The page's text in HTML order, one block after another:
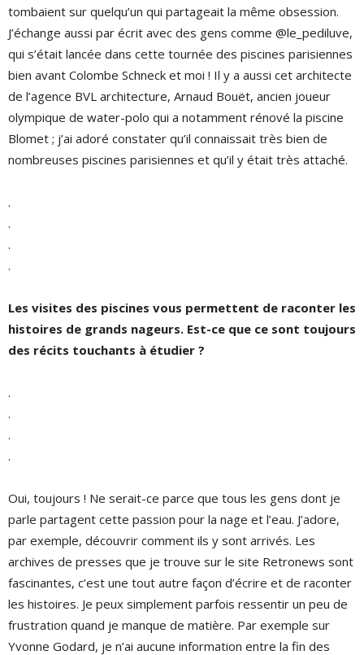
tombaient sur quelqu’un qui partageait la même obsession.
J’échange aussi par écrit avec des gens comme @le_pediluve,
qui s’était lancée dans cette tournée des piscines parisiennes
bien avant Colombe Schneck et moi ! Il y a aussi cet architecte
de l’agence BVL architecture, Arnaud Bouët, ancien joueur
olympique de water-polo qui a notamment rénové la piscine
Blomet ; j’ai adoré constater qu’il connaissait très bien de
nombreuses piscines parisiennes et qu’il y était très attaché.
.
.
.
.
Les visites des piscines vous permettent de raconter les
histoires de grands nageurs. Est-ce que ce sont toujours
des récits touchants à étudier ?
.
.
.
.
Oui, toujours ! Ne serait-ce parce que tous les gens dont je
parle partagent cette passion pour la nage et l’eau. J’adore,
par exemple, découvrir comment ils y sont arrivés. Les
archives de presses que je trouve sur le site Retronews sont
fascinantes, c’est une tout autre façon d’écrire et de raconter
les histoires. Je peux simplement parfois ressentir un peu de
frustration quand je manque de matière. Par exemple sur
Yvonne Godard, je n’ai aucune information entre la fin des